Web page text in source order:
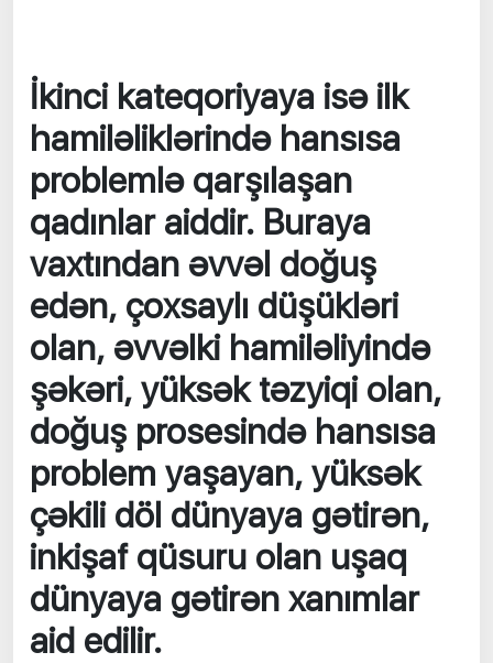
İkinci kateqoriyaya isə ilk
hamiləliklərində hansısa
problemlə qarşılaşan
qadınlar aiddir. Buraya
vaxtından əvvəl doğuş
edən, çoxsaylı düşükləri
olan, əvvəlki hamiləliyində
şəkəri, yüksək təzyiqi olan,
doğuş prosesində hansısa
problem yaşayan, yüksək
çəkili döl dünyaya gətirən,
inkişaf qüsuru olan uşaq
dünyaya gətirən xanımlar
aid edilir.